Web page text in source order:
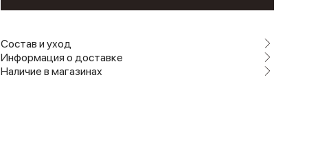
Состав и уход
Информация о доставке
Наличие в магазинах